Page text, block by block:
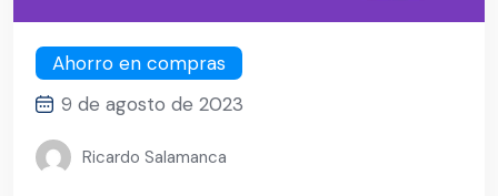
Ahorro en compras
9 de agosto de 2023
Ricardo Salamanca